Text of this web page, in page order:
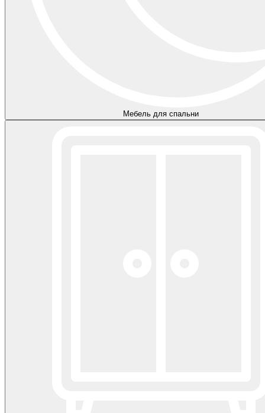
Мебель для спальни